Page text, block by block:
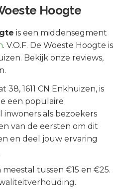
Hoogte
is een middensegment
. V.O.F. De Woeste Hoogte is
Bekijk onze reviews,
38, 1611 CN Enkhuizen, is
een populaire
als bezoekers
van de eersten om dit
en deel jouw ervaring
tussen €15 en €25.